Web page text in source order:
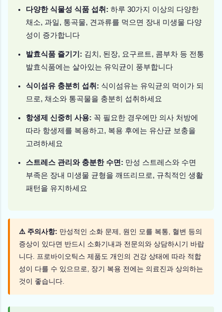
다양한 식물성 식품 섭취: 하루 30가지 이상의 다양한
채소, 과일, 통곡물, 견과류를 먹으면 장내 미생물 다양
성이 증가합니다
발효식품 즐기기: 김치, 된장, 요구르트, 콤부차 등 전통
발효식품에는 살아있는 유익균이 풍부합니다
식이섬유 충분히 섭취: 식이섬유는 유익균의 먹이가 되
므로, 채소와 통곡물을 충분히 섭취하세요
항생제 신중히 사용: 꼭 필요한 경우에만 의사 처방에
따라 항생제를 복용하고, 복용 후에는 유산균 보충을
고려하세요
스트레스 관리와 충분한 수면: 만성 스트레스와 수면
부족은 장내 미생물 균형을 깨뜨리므로, 규칙적인 생활
패턴을 유지하세요
⚠️ 주의사항: 만성적인 소화 문제, 원인 모를 복통, 혈변 등의
증상이 있다면 반드시 소화기내과 전문의와 상담하시기 바랍
니다. 프로바이오틱스 제품도 개인의 건강 상태에 따라 적합
성이 다를 수 있으므로, 장기 복용 전에는 의료진과 상의하는
것이 좋습니다.